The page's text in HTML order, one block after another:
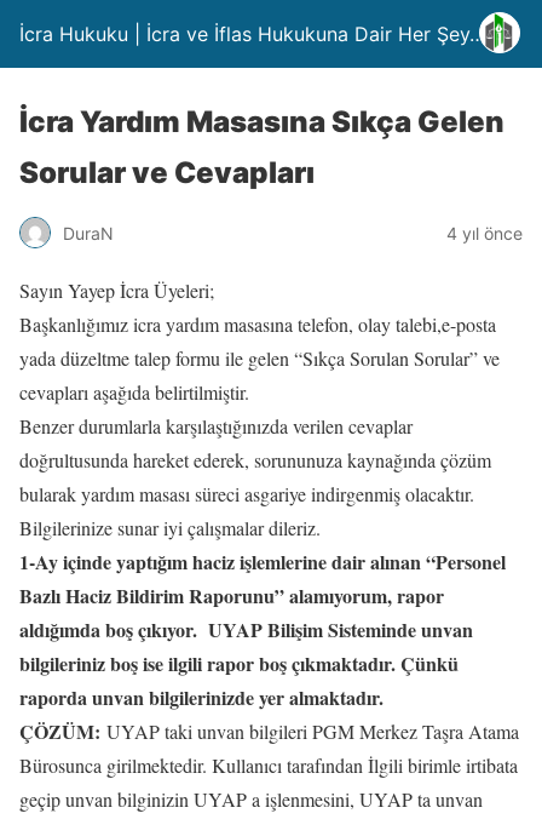
İcra Hukuku | İcra ve İflas Hukukuna Dair Her Şey….
İcra Yardım Masasına Sıkça Gelen
Sorular ve Cevapları
DuraN 4 yıl önce
Sayın Yayep İcra Üyeleri;
Başkanlığımız icra yardım masasına telefon, olay talebi,e-posta
yada düzeltme talep formu ile gelen “Sıkça Sorulan Sorular” ve
cevapları aşağıda belirtilmiştir.
Benzer durumlarla karşılaştığınızda verilen cevaplar
doğrultusunda hareket ederek, sorununuza kaynağında çözüm
bularak yardım masası süreci asgariye indirgenmiş olacaktır.
Bilgilerinize sunar iyi çalışmalar dileriz.
1-Ay içinde yaptığım haciz işlemlerine dair alınan “Personel
Bazlı Haciz Bildirim Raporunu” alamıyorum, rapor
aldığımda boş çıkıyor. UYAP Bilişim Sisteminde unvan
bilgileriniz boş ise ilgili rapor boş çıkmaktadır. Çünkü
raporda unvan bilgilerinizde yer almaktadır.
ÇÖZÜM: UYAP taki unvan bilgileri PGM Merkez Taşra Atama
Bürosunca girilmektedir. Kullanıcı tarafından İlgili birimle irtibata
geçip unvan bilginizin UYAP a işlenmesini, UYAP ta unvan